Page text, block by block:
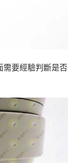
需要經驗判斷是否